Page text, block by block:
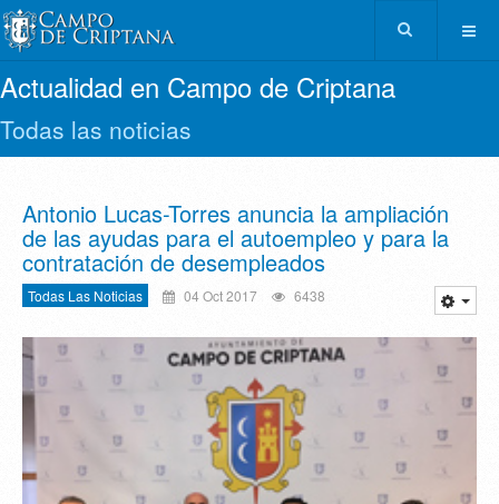
Actualidad en Campo de Criptana
Todas las noticias
Antonio Lucas-Torres anuncia la ampliación
de las ayudas para el autoempleo y para la
contratación de desempleados
Todas Las Noticias 04 Oct 2017 6438